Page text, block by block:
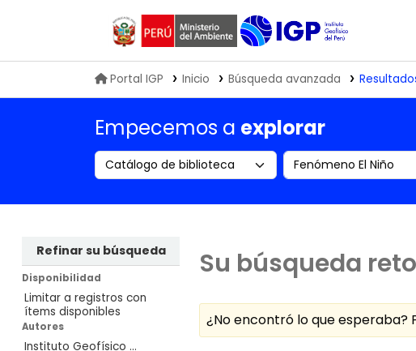
Biblioteca IGP
Portal IGP Inicio Búsqueda avanzada
Empecemos a explorar
Search the catalog by: Buscar en el
Refinar su búsqueda
Disponibilidad
Limitar a registros con
ítems disponibles
Autores
Instituto Geofísico ...
Su búsqueda
¿No encontró lo que esperaba?